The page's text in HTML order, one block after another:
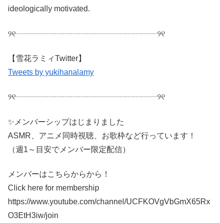
ideologically motivated.
୨୧┈┈┈┈┈┈┈┈┈┈┈┈┈┈┈┈┈┈୨୧
【雪花ラミィTwitter】
Tweets by yukihanalamy
୨୧┈┈┈┈┈┈┈┈┈┈┈┈┈┈┈┈┈┈୨୧
✨メンバーシップはじまりました
ASMR、アニメ同時視聴、お歌枠など行っています！
（週1～目安でメンバー限定配信）
メンバーはこちらからから！
Click here for membership
https://www.youtube.com/channel/UCFKOVgVbGmX65Rx
O3EtH3iw/join